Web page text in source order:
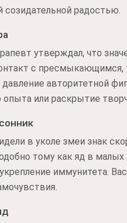
созидательной радостью.
утверждал, что
с пресмыкающимся,
авторитетной
опыта или раскрытие
в уколе змеи знак
тому как яд в
иммунитета.